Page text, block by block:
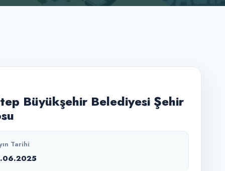
Büyükşehir Belediyesi Şehir
Tarihi